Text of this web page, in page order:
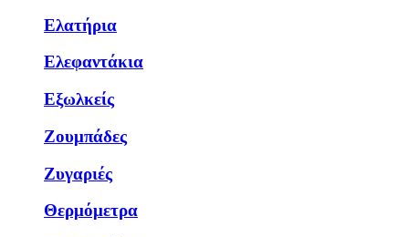
Ελατήρια
Ελεφαντάκια
Εξωλκείς
Ζουμπάδες
Ζυγαριές
Θερμόμετρα